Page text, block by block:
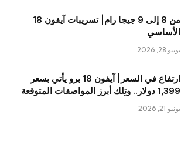
من 8 إلى 9 جيجا رام| تسريبات آيفون 18
الأساسي
يونيو 28, 2026
ارتفاع في السعر| آيفون 18 برو يأتي بسعر
1,399 دولار.. وتِلك أبرز المواصفات المتوقعة
يونيو 21, 2026